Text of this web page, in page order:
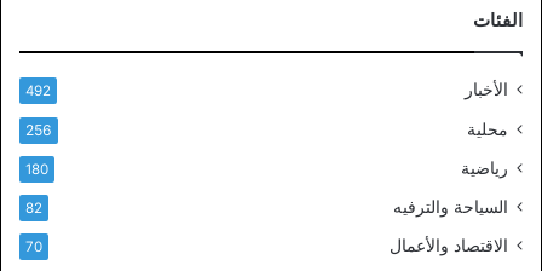
الفئات
الأخبار 492
محلية 256
رياضية 180
السياحة والترفيه 82
الاقتصاد والأعمال 70